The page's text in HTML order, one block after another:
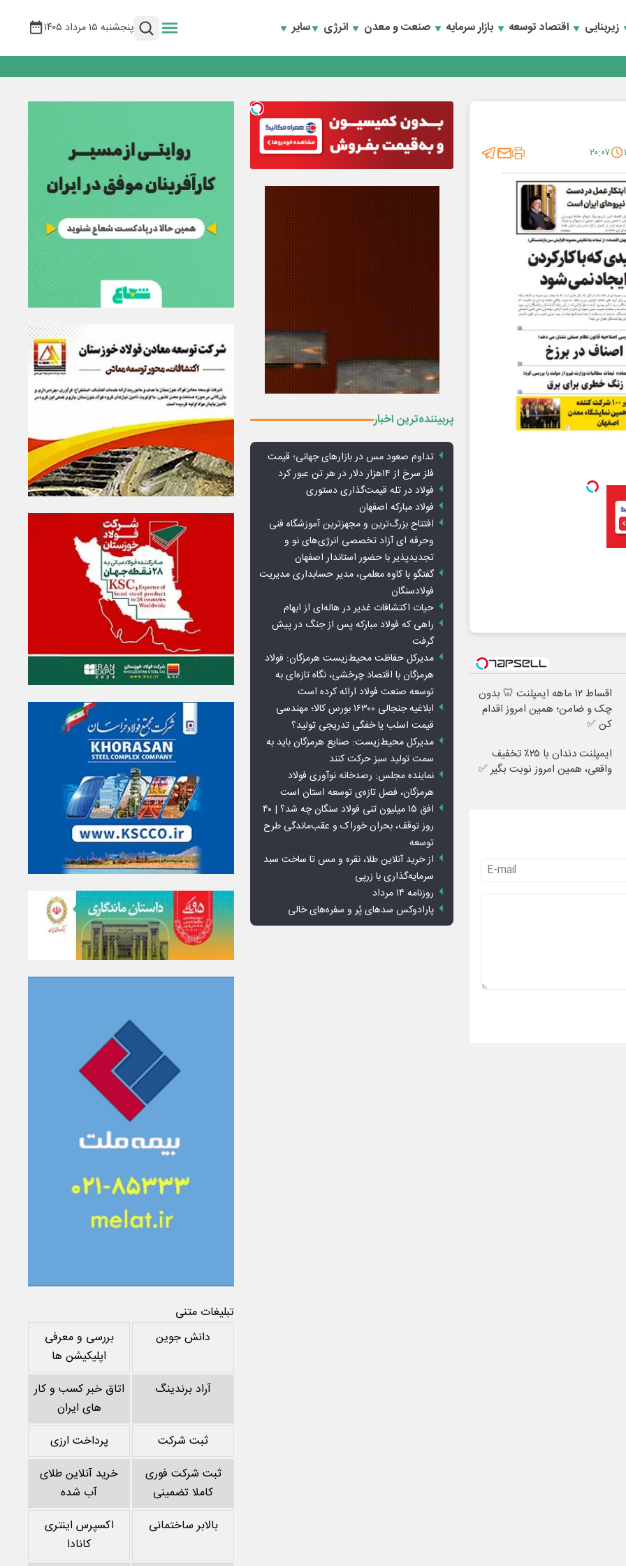
زیربنایی اقتصاد توسعه بازار سرمایه صنعت و معدن انرژی سایر پنجشنبه ۱۵ مرداد ۱۴۰۵
۲۰:۰۷
اقساط ۱۲ ماهه ایمپلنت 🦷 بدون
چک و ضامن؛ همین امروز اقدام
کن ✅
ایمپلنت دندان با ۲۵٪ تخفیف
واقعی، همین امروز نوبت بگیر ✅
پربیننده‌ترین اخبار
تداوم صعود مس در بازارهای جهانی؛ قیمت
فلز سرخ از ۱۴هزار دلار در هر تن عبور کرد
فولاد در تله قیمت‌گذاری دستوری
فولاد مبارکه اصفهان
افتتاح بزرگ‌ترین و مجهزترین آموزشگاه فنی
وحرفه ای آزاد تخصصی انرژی‌های نو و
تجدیدپذیر با حضور استاندار اصفهان
گفتگو با کاوه معلمی، مدیر حسابداری مدیریت
فولادسنگان
حیات اکتشافات غدیر در هاله‌ای از ابهام
راهی که فولاد مبارکه پس از جنگ در پیش
گرفت
مدیرکل حفاظت محیط‌زیست هرمزگان: فولاد
هرمزگان با اقتصاد چرخشی، نگاه تازه‌ای به
توسعه صنعت فولاد ارائه کرده است
ابلاغیه جنجالی ۱۶۳۰۰ بورس کالا؛ مهندسی
قیمت اسلب یا خفگی تدریجی تولید؟
مدیرکل محیط‌زیست: صنایع هرمزگان باید به
سمت تولید سبز حرکت کنند
نماینده مجلس: رصدخانه نوآوری فولاد
هرمزگان، فصل تازه‌ی توسعه استان است
افق ۱۵ میلیون تنی فولاد سنگان چه شد؟ | ۴۰
روز توقف، بحران خوراک و عقب‌ماندگی طرح
توسعه
از خرید آنلاین طلا، نقره و مس تا ساخت سبد
سرمایه‌گذاری با زرپی
روزنامه ۱۴ مرداد
پارادوکس سدهای پُر و سفره‌های خالی
تبلیغات متنی
دانش جوین
بررسی و معرفی
اپلیکیشن ها
آراد برندینگ
اتاق خبر کسب و کار
های ایران
ثبت شرکت
پرداخت ارزی
ثبت شرکت فوری
کاملا تضمینی
خرید آنلاین طلای
آب شده
بالابر ساختمانی
اکسپرس اینتری
کانادا